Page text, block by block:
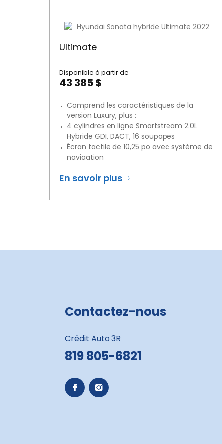
Ultimate
Disponible à partir de
43 385 $
Comprend les caractéristiques de la
version Luxury, plus :
4 cylindres en ligne Smartstream 2.0L
Hybride GDI, DACT, 16 soupapes
Écran tactile de 10,25 po avec système de
navigation
Assistance au stationnement à distance
En savoir plus
Contactez-nous
Crédit Auto 3R
819 805-6821